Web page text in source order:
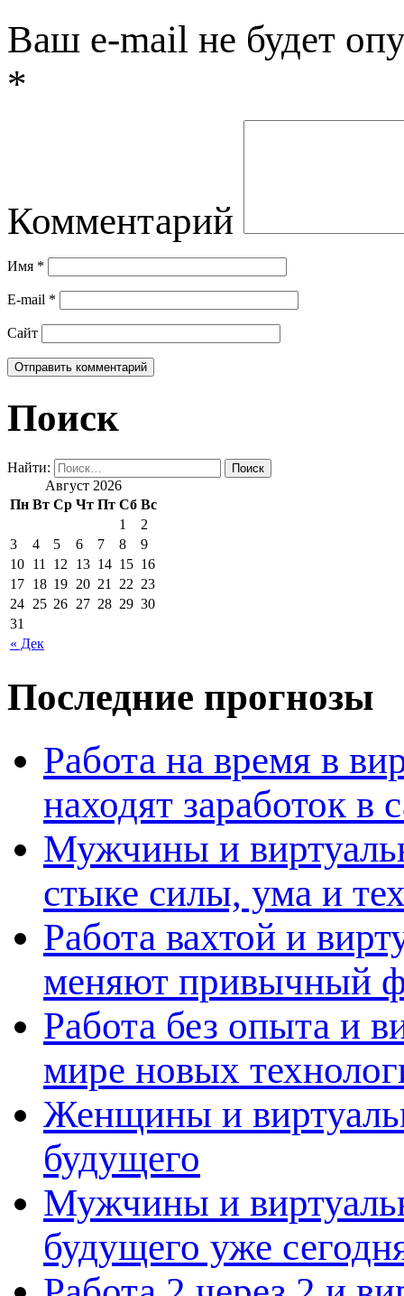
Ваш e-mail не будет
*
Комментарий
Имя *
E-mail *
Сайт
Поиск
Найти:
Август 2026
Пн Вт Ср Чт Пт Сб Вс
« Дек
1
2
3
4 5 6 7 8
9
10 11 12 13 14 15 16
17 18 19 20 21 22 23
24 25 26 27 28 29 30
31
Последние прогнозы
Работа на время в
находят заработок
Мужчины и
стыке силы, ума и
Работа вахтой и
меняют привычный
Работа без опыта и
мире новых
Женщины и
будущего
Мужчины и
будущего уже